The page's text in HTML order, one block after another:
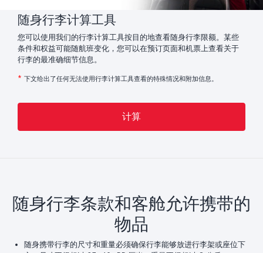
随身行李计算工具
您可以使用我们的行李计算工具按目的地查看随身行李限额。某些
条件和权益可能随航班变化，您可以在预订页面和机票上查看关于
行李的最准确细节信息。
* 下文给出了任何无法使用行李计算工具查看的特殊情况和附加信息。
计算
随身行李条款和客舱允许携带的
物品
随身携带行李的尺寸和重量必须确保行李能够放进行李架或座位下